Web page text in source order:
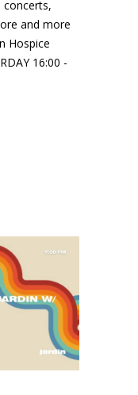
concerts,
and more
Hospice
16:00 -